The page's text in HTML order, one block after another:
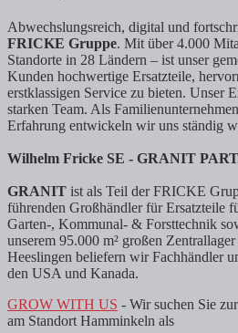
Abwechslungsreich, digital und
FRICKE Gruppe. Mit über 4.000
Standorte in 28 Ländern – ist unser
Kunden hochwertige Ersatzteile,
erstklassigen Service zu bieten. Unser
starken Team. Als
Erfahrung entwickeln wir uns ständig
Wilhelm Fricke SE - GRANIT
GRANIT ist als Teil der FRICKE
führenden Großhändler für Ersatzteile
Garten-, Kommunal- & Forsttechnik
unserem 95.000 m² großen
Heeslingen beliefern wir Fachhändler
den USA und Kanada.
GROW WITH US - Wir suchen Sie
am Standort Hamminkeln als